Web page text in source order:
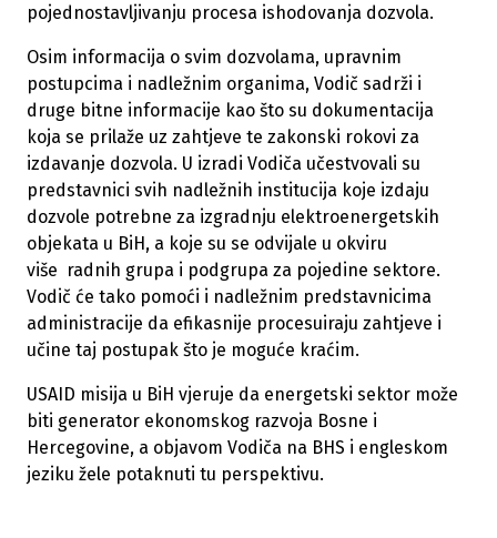
pojednostavljivanju procesa ishodovanja dozvola.
Osim informacija o svim dozvolama, upravnim
postupcima i nadležnim organima, Vodič sadrži i
druge bitne informacije kao što su dokumentacija
koja se prilaže uz zahtjeve te zakonski rokovi za
izdavanje dozvola. U izradi Vodiča učestvovali su
predstavnici svih nadležnih institucija koje izdaju
dozvole potrebne za izgradnju elektroenergetskih
objekata u BiH, a koje su se odvijale u okviru
više radnih grupa i podgrupa za pojedine sektore.
Vodič će tako pomoći i nadležnim predstavnicima
administracije da efikasnije procesuiraju zahtjeve i
učine taj postupak što je moguće kraćim.
USAID misija u BiH vjeruje da energetski sektor može
biti generator ekonomskog razvoja Bosne i
Hercegovine, a objavom Vodiča na BHS i engleskom
jeziku žele potaknuti tu perspektivu.